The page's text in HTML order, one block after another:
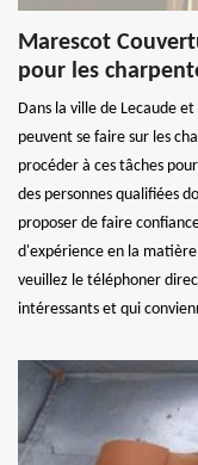
Marescot
pour les
Dans la ville de Lecaude
peuvent se faire sur les
procéder à ces tâches
des personnes qualifiées
proposer de faire
d'expérience en la
veuillez le téléphoner
intéressants et qui